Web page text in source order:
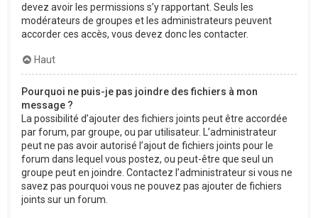
devez avoir les permissions s’y rapportant. Seuls les
modérateurs de groupes et les administrateurs peuvent
accorder ces accès, vous devez donc les contacter.
Haut
Pourquoi ne puis-je pas joindre des fichiers à mon
message ?
La possibilité d’ajouter des fichiers joints peut être accordée
par forum, par groupe, ou par utilisateur. L’administrateur
peut ne pas avoir autorisé l’ajout de fichiers joints pour le
forum dans lequel vous postez, ou peut-être que seul un
groupe peut en joindre. Contactez l’administrateur si vous ne
savez pas pourquoi vous ne pouvez pas ajouter de fichiers
joints sur un forum.